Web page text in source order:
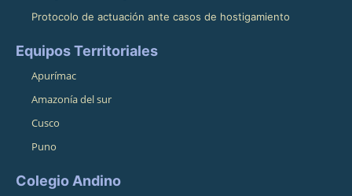
Protocolo de actuación ante casos de hostigamiento
Equipos Territoriales
Apurímac
Amazonía del sur
Cusco
Puno
Colegio Andino